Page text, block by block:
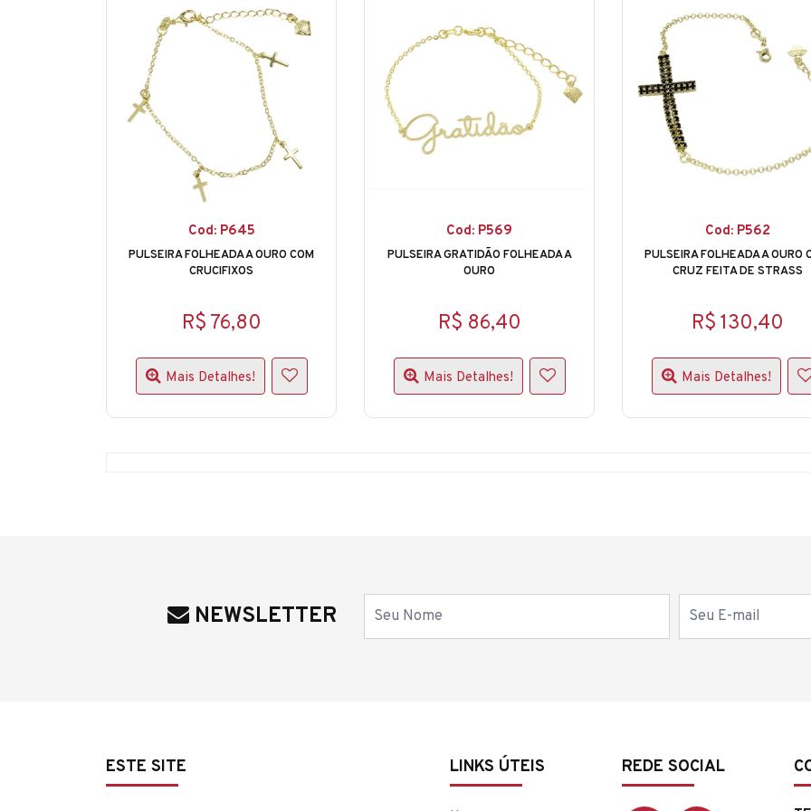
Cod: P645
PULSEIRA FOLHEADA A OURO COM
CRUCIFIXOS
R$ 76,80
Mais Detalhes!
Cod: P569
PULSEIRA GRATIDÃO FOLHEADA A
OURO
R$ 86,40
Mais Detalhes!
Cod: P562
PULSEIRA FOLHEADA A OURO
CRUZ FEITA DE STRASS
R$ 130,40
Mais Detalhes!
NEWSLETTER
ESTE SITE LINKS ÚTEIS REDE SOCIAL